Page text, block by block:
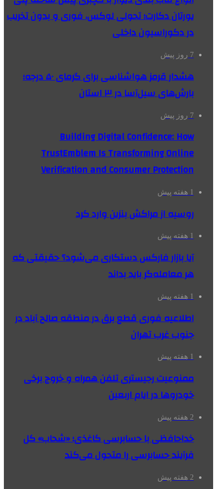
یورتان دکارت؛ تحولی لوکس، فوری و بدون تخریب
در دکوراسیون داخلی
7 روز پیش
هشدار قرمز هواشناسی برای گرمای ۵۰ درجه؛
بارش‌های سیل‌آسا در ۳ استان
7 روز پیش
Building Digital Confidence: How
TrustEmblem Is Transforming Online
Verification and Consumer Protection
1 هفته پیش
روسیه از مراکش بنزین وارد کرد
1 هفته پیش
آیا بازار فارکس دستکاری می‌شود؟ حقیقتی که
هر معامله‌گر باید بداند
1 هفته پیش
اطلاعیه فوری قطع برق در منطقه صالح آباد در
جنوب غرب تهران
1 هفته پیش
ممنوعیت رجیستری تلفن همراه و خروج برخی
خودروها در ایام اربعین
2 هفته پیش
خداحافظی با حسابرسی کاغذی؛ «شحاب» کل
فرآیند حسابرسی را متحول می‌کند
2 هفته پیش